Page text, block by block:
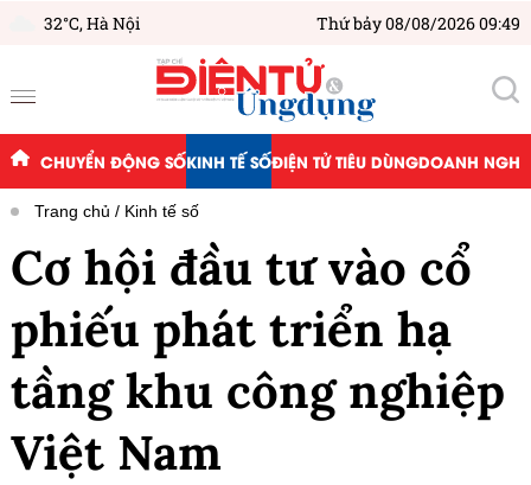
32°C,Hà Nội Thứ bảy 08/08/2026 09:49
CHUYỂN ĐỘNG SỐKINH TẾ SỐĐIỆN TỬ TIÊU DÙNGDOANH
Trang chủ Kinh tế số
Cơ hội đầu tư vào cổ
phiếu phát triển hạ
tầng khu công nghiệp
Việt Nam